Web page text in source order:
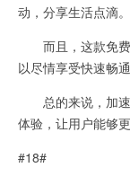
动，分享生活点滴。
而且，这款免费
以尽情享受快速畅
总的来说，加速
体验，让用户能够
#18#